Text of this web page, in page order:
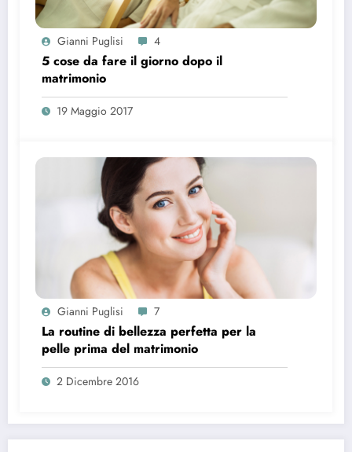
Gianni Puglisi 4
5 cose da fare il giorno dopo il
matrimonio
19 Maggio 2017
Gianni Puglisi 7
La routine di bellezza perfetta per la
pelle prima del matrimonio
2 Dicembre 2016